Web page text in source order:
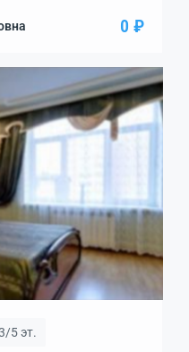
плита, кондиционер,
лоджия 17м2,
находятся
кафе, рестораны,
развязка
трамвай. Также […]
0 ₽
5 эт.